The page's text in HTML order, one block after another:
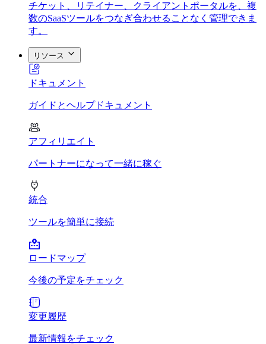
チケット、リテイナー、クライアントポータルを、複
数のSaaSツールをつなぎ合わせることなく管理できま
す。
リソース
ドキュメント
ガイドとヘルプドキュメント
アフィリエイト
パートナーになって一緒に稼ぐ
統合
ツールを簡単に接続
ロードマップ
今後の予定をチェック
変更履歴
最新情報をチェック